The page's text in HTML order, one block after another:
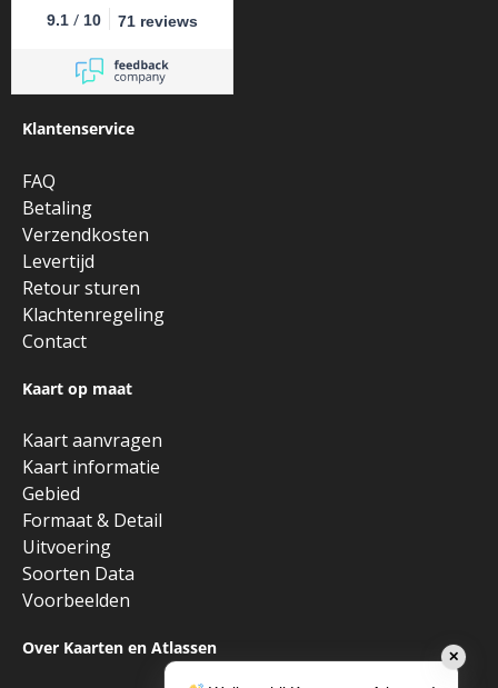
9.1 / 10 71 reviews
Klantenservice
FAQ
Betaling
Verzendkosten
Levertijd
Retour sturen
Klachtenregeling
Contact
Kaart op maat
Kaart aanvragen
Kaart informatie
Gebied
Formaat & Detail
Uitvoering
Soorten Data
Voorbeelden
Over Kaarten en Atlassen ✕